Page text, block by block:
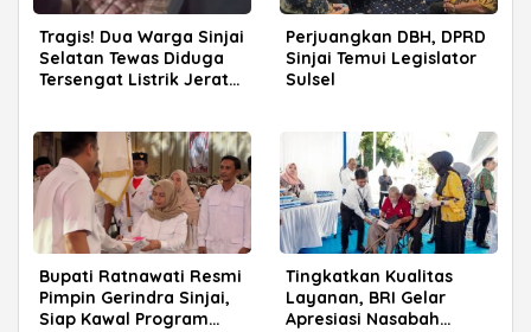
Tragis! Dua Warga Sinjai
Selatan Tewas Diduga
Tersengat Listrik Jerat
Perjuangkan DBH, DPRD
Sinjai Temui Legislator
Sulsel
Bupati Ratnawati Resmi
Pimpin Gerindra Sinjai,
Siap Kawal Program
Tingkatkan Kualitas
Layanan, BRI Gelar
Apresiasi Nasabah